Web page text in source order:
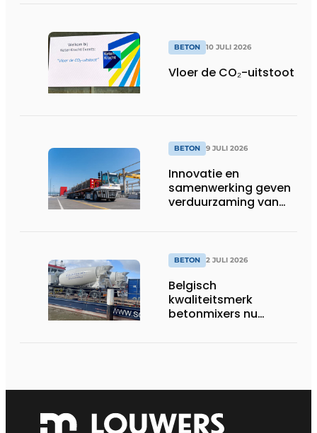
BETON 10 JULI 2026
Vloer de CO₂-uitstoot
BETON 9 JULI 2026
Innovatie en
samenwerking geven
verduurzaming van
BETON 2 JULI 2026
Belgisch
kwaliteitsmerk
betonmixers nu